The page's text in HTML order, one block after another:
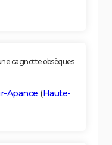
cagnotte obsèques
Apance (Haute-